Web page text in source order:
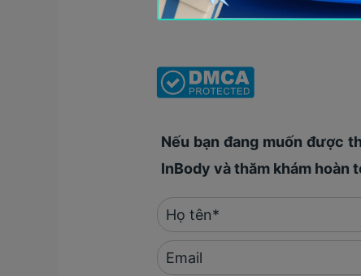
Nếu bạn đang muốn được
InBody và thăm khám hoàn